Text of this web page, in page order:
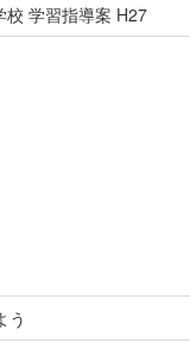
学習指導案 H27
う